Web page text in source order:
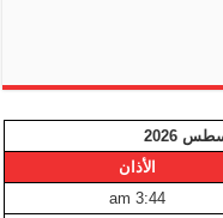
الأذان
3:44 am